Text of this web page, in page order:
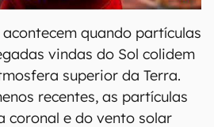
acontecem quando partículas
vindas do Sol colidem
superior da Terra.
recentes, as partículas
coronal e do vento solar